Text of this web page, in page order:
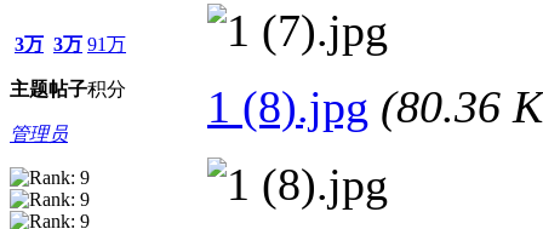
3万
主题
3万
帖子
91万
积分
管理员
1 (8).jpg (80.36